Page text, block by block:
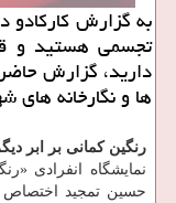
به گزارش کارکادو
تجسمی هستید و
دارید، گزارش
ها و نگارخانه های
رنگین کمانی بر ابر
نمایشگاه انفرادی
حسین تمجید اختصاص